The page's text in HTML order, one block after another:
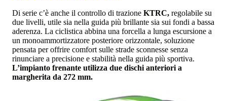
Di serie c’è anche il controllo di trazione KTRC, regolabile su
due livelli, utile sia nella guida più brillante sia sui fondi a bassa
aderenza. La ciclistica abbina una forcella a lunga escursione a
un monoammortizzatore posteriore orizzontale, soluzione
pensata per offrire comfort sulle strade sconnesse senza
rinunciare a precisione e stabilità nella guida più sportiva.
L’impianto frenante utilizza due dischi anteriori a
margherita da 272 mm.